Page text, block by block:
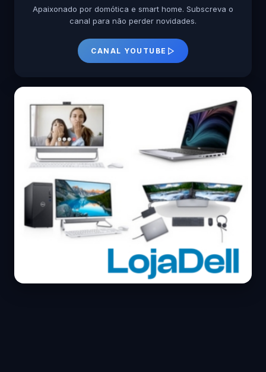
Apaixonado por domótica e smart home. Subscreva o
canal para não perder novidades.
CANAL YOUTUBE